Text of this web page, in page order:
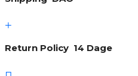
+
Return Policy 14 Dage